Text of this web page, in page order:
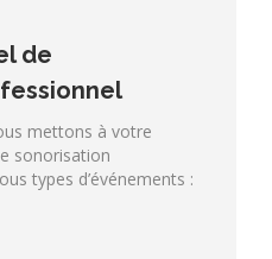
de
mettons à votre
sonorisation
types d’événements :